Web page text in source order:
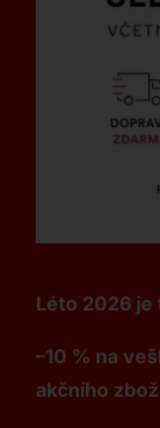
Léto 2026 je
–10 % na
akčního